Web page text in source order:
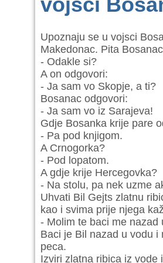
Upoznaju se u vojsci
Makedonac. Pita
- Odakle si?
A on odgovori:
- Ja sam vo Skopje, a ti?
Bosanac odgovori:
- Ja sam vo iz Sarajeva!
Gdje Bosanka krije pare
- Pa pod knjigom.
A Crnogorka?
- Pod lopatom.
A gdje krije Hercegovka?
- Na stolu, pa nek uzme
Uhvati Bil Gejts zlatnu
kao i svima prije njega
- Molim te baci me nazad
Baci je Bil nazad u vodu i
peca.
Izviri zlatna ribica iz vode